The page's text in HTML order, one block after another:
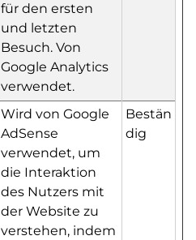
für den ersten
und letzten
Besuch. Von
Google Analytics
verwendet.
Wird von Google
AdSense
verwendet, um
die Interaktion
des Nutzers mit
der Website zu
verstehen, indem
Bestän
dig